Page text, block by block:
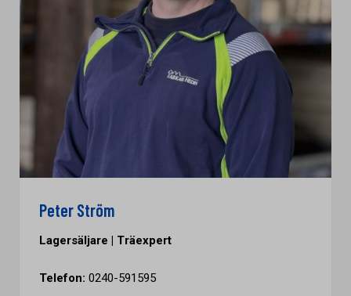
Peter Ström
Lagersäljare | Träexpert
Telefon: 0240-591595